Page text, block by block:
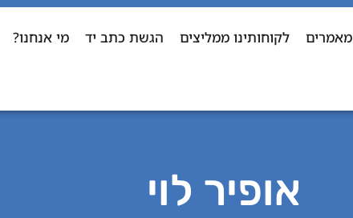
מאמרים לקוחותינו ממליצים הגשת כתב יד מי אנחנו?
אופיר לוי